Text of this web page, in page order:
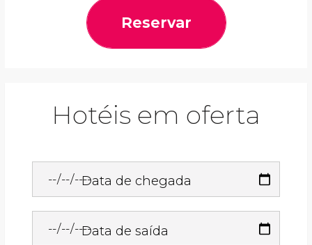
Reservar
Hotéis em oferta
Data de chegada
Data de saída